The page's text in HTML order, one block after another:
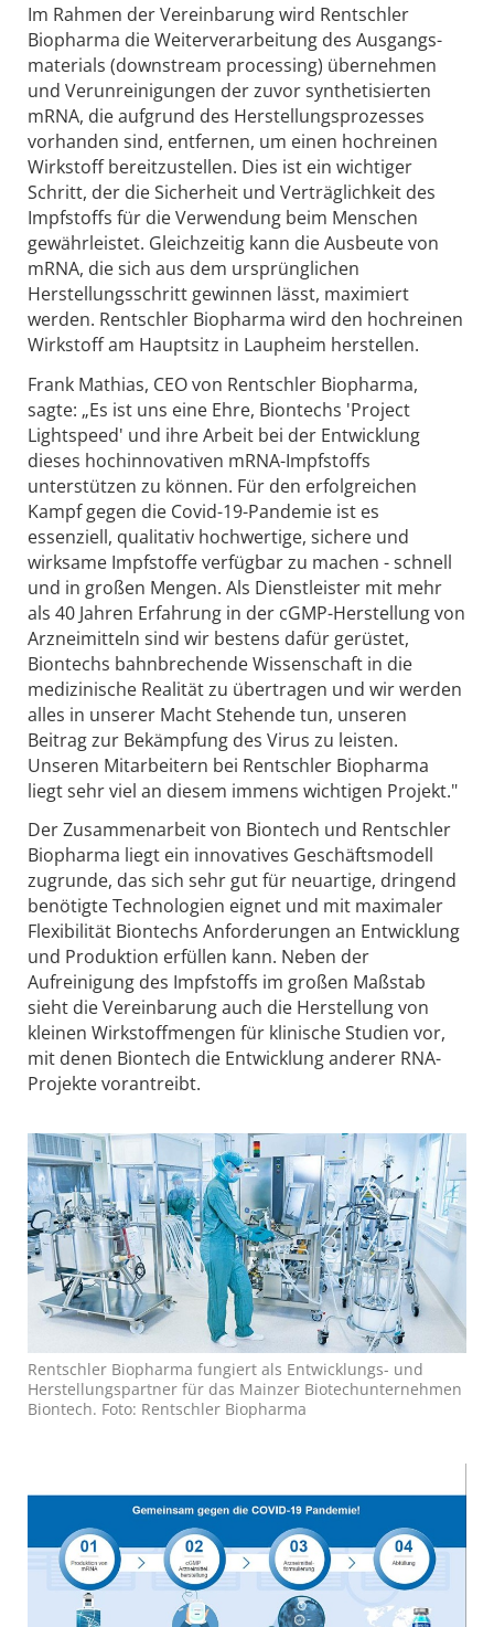
Im Rahmen der Vereinbarung wird Rentschler
Biopharma die Weiterverarbeitung des Ausgangs-
materials (downstream processing) übernehmen
und Verunreinigungen der zuvor synthetisierten
mRNA, die aufgrund des Herstellungsprozesses
vorhanden sind, entfernen, um einen hochreinen
Wirkstoff bereitzustellen. Dies ist ein wichtiger
Schritt, der die Sicherheit und Verträglichkeit des
Impfstoffs für die Verwendung beim Menschen
gewährleistet. Gleichzeitig kann die Ausbeute von
mRNA, die sich aus dem ursprünglichen
Herstellungsschritt gewinnen lässt, maximiert
werden. Rentschler Biopharma wird den hochreinen
Wirkstoff am Hauptsitz in Laupheim herstellen.
Frank Mathias, CEO von Rentschler Biopharma,
sagte: „Es ist uns eine Ehre, Biontechs 'Project
Lightspeed' und ihre Arbeit bei der Entwicklung
dieses hochinnovativen mRNA-Impfstoffs
unterstützen zu können. Für den erfolgreichen
Kampf gegen die Covid-19-Pandemie ist es
essenziell, qualitativ hochwertige, sichere und
wirksame Impfstoffe verfügbar zu machen - schnell
und in großen Mengen. Als Dienstleister mit mehr
als 40 Jahren Erfahrung in der cGMP-Herstellung von
Arzneimitteln sind wir bestens dafür gerüstet,
Biontechs bahnbrechende Wissenschaft in die
medizinische Realität zu übertragen und wir werden
alles in unserer Macht Stehende tun, unseren
Beitrag zur Bekämpfung des Virus zu leisten.
Unseren Mitarbeitern bei Rentschler Biopharma
liegt sehr viel an diesem immens wichtigen Projekt."
Der Zusammenarbeit von Biontech und Rentschler
Biopharma liegt ein innovatives Geschäftsmodell
zugrunde, das sich sehr gut für neuartige, dringend
benötigte Technologien eignet und mit maximaler
Flexibilität Biontechs Anforderungen an Entwicklung
und Produktion erfüllen kann. Neben der
Aufreinigung des Impfstoffs im großen Maßstab
sieht die Vereinbarung auch die Herstellung von
kleinen Wirkstoffmengen für klinische Studien vor,
mit denen Biontech die Entwicklung anderer RNA-
Projekte vorantreibt.
Rentschler Biopharma fungiert als Entwicklungs- und
Herstellungspartner für das Mainzer Biotechunternehmen
Biontech. Foto: Rentschler Biopharma